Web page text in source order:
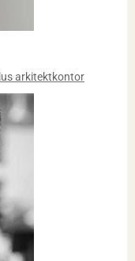
arkitektkontor